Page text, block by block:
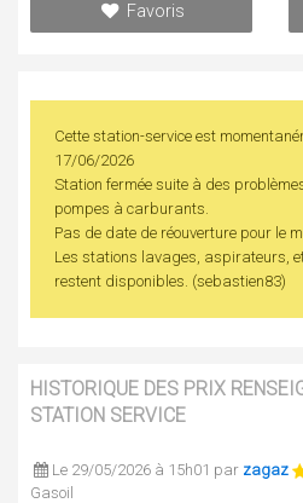
Favoris
Cette station-service est
17/06/2026
Station fermée suite à des
pompes à carburants.
Pas de date de réouverture pour le
Les stations lavages, aspirateurs,
restent disponibles. (sebastien83)
HISTORIQUE DES PRIX
STATION SERVICE
Le 29/05/2026 à 15h01 par zagaz
Gasoil